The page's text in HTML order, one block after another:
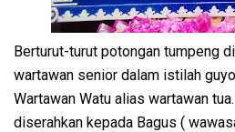
Berturut-turut potongan tumpeng
wartawan senior dalam istilah
Wartawan Watu alias wartawan
diserahkan kepada Bagus (